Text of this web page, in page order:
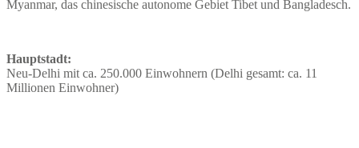
Myanmar, das chinesische autonome Gebiet Tibet und Bangladesch.
Hauptstadt:
Neu-Delhi mit ca. 250.000 Einwohnern (Delhi gesamt: ca. 11
Millionen Einwohner)